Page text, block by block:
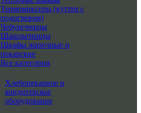
Термомиксеры (куттер с
подогревом)
Чебуречницы
Шашлычницы
Шкафы жарочные и
пекарские
Все категории
Хлебопекарное и
кондитерское
оборудование